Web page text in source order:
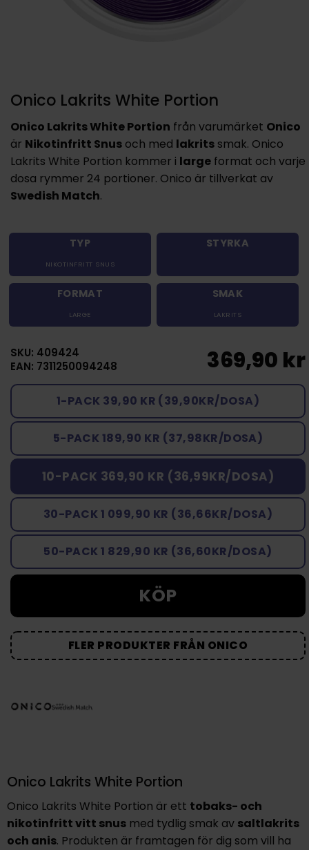
Onico Lakrits White Portion
Onico Lakrits White Portion från varumärket Onico
är Nikotinfritt Snus och med lakrits smak. Onico
Lakrits White Portion kommer i large format och varje
dosa rymmer 24 portioner. Onico är tillverkat av
Swedish Match.
TYP
NIKOTINFRITT SNUS
STYRKA
FORMAT
LARGE
SMAK
LAKRITS
SKU: 409424
EAN: 7311250094248
369,90 kr
1-PACK 39,90 KR (39,90KR/DOSA)
5-PACK 189,90 KR (37,98KR/DOSA)
10-PACK 369,90 KR (36,99KR/DOSA)
30-PACK 1 099,90 KR (36,66KR/DOSA)
50-PACK 1 829,90 KR (36,60KR/DOSA)
KÖP
FLER PRODUKTER FRÅN ONICO
Onico Lakrits White Portion
Onico Lakrits White Portion är ett tobaks- och
nikotinfritt vitt snusmed tydlig smak av saltlakrits
och anis. Produkten är framtagen för dig som vill ha